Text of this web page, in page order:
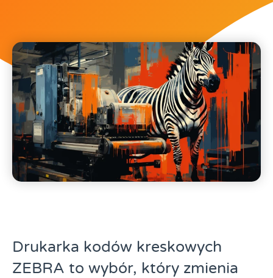
Drukarka kodów kreskowych
ZEBRA to wybór, który zmienia